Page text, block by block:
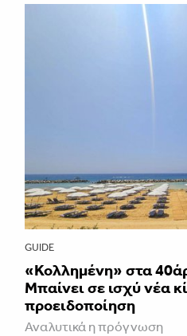
GUIDE
«Κολλημένη» στα
Μπαίνει σε ισχύ νέα
προειδοποίηση
Αναλυτικά η πρόγνωση